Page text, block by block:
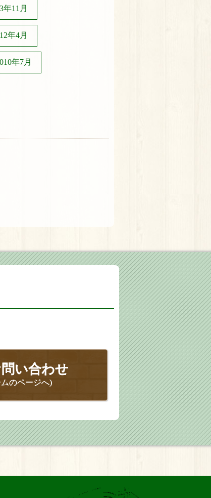
年11月
年4月
年7月
い合わせ
のページへ)